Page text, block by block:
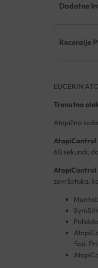
Dodatne
Recenzije
EUCERIN
Trenutno
Atopična
AtopiControl
60 sekundi,
AtopiControl
završetaka,
fazi.